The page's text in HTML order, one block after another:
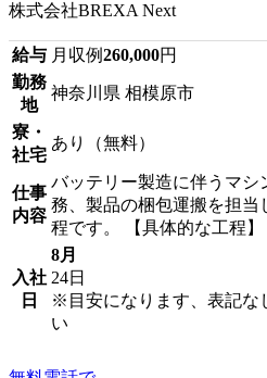
株式会社BREXA Next
給与 月収例260,000円
勤務
地
神奈川県 相模原市
寮・
社宅
あり（無料）
仕事
内容
バッテリー製造に伴うマシ
務、製品の梱包運搬を担当
程です。 【具体的な工程】
入社
日
8月
24日
※目安になります、表記な
い